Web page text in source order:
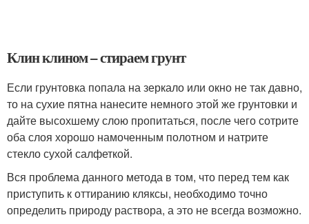
Клин клином – стираем грунт
Если грунтовка попала на зеркало или окно не так давно,
то на сухие пятна нанесите немного этой же грунтовки и
дайте высохшему слою пропитаться, после чего сотрите
оба слоя хорошо намоченным полотном и натрите
стекло сухой салфеткой.
Вся проблема данного метода в том, что перед тем как
приступить к оттиранию кляксы, необходимо точно
определить природу раствора, а это не всегда возможно.